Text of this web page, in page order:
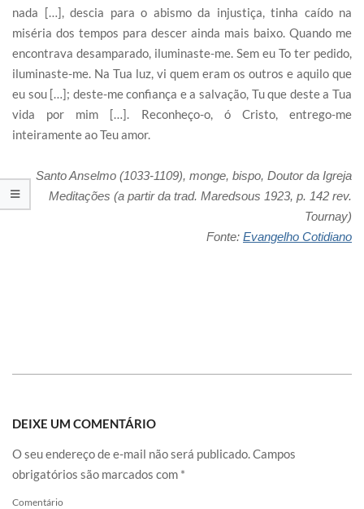
nada […], descia para o abismo da injustiça, tinha caído na
miséria dos tempos para descer ainda mais baixo. Quando me
encontrava desamparado, iluminaste-me. Sem eu To ter pedido,
iluminaste-me. Na Tua luz, vi quem eram os outros e aquilo que
eu sou […]; deste-me confiança e a salvação, Tu que deste a Tua
vida por mim […]. Reconheço-o, ó Cristo, entrego-me
inteiramente ao Teu amor.
Santo Anselmo (1033-1109), monge, bispo, Doutor da Igreja
Meditações (a partir da trad. Maredsous 1923, p. 142 rev.
Tournay)
Fonte: Evangelho Cotidiano
DEIXE UM COMENTÁRIO
O seu endereço de e-mail não será publicado.Campos
obrigatórios são marcados com *
Comentário